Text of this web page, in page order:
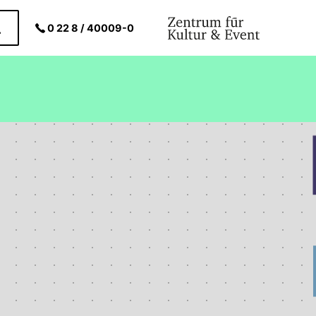
0 22 8 / 40009-0